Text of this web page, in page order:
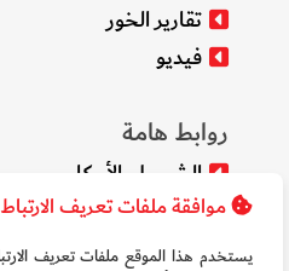
موافقة ملفات تعريف الارتباط
تقارير الخور
فيديو
روابط هامة
الشروط والأحكام
سياسة الخصوصية
من نحن